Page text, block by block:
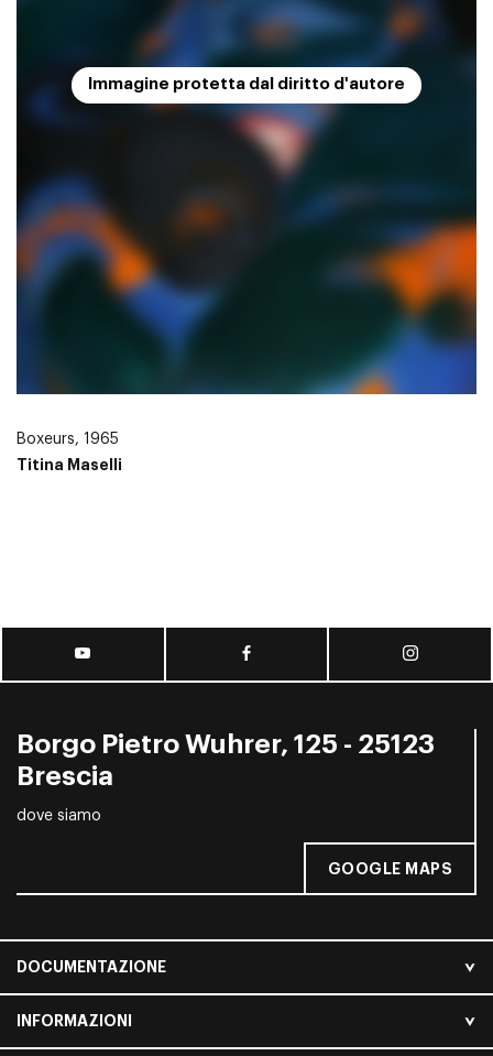
Immagine protetta dal diritto d'autore
Boxeurs, 1965
Titina Maselli
Borgo Pietro Wuhrer, 125 - 25123
Brescia
dove siamo
GOOGLE MAPS
DOCUMENTAZIONE
INFORMAZIONI